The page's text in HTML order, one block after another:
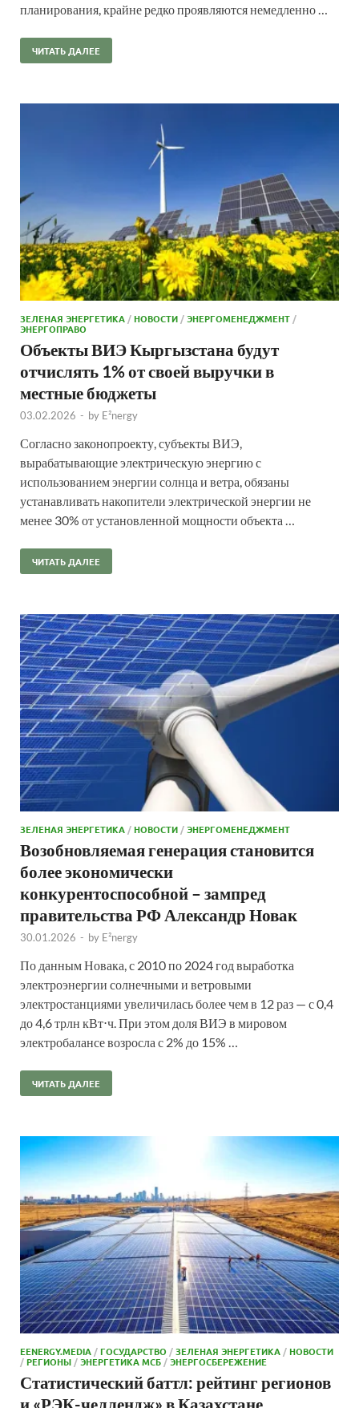
планирования, крайне редко проявляются немедленно …
ЧИТАТЬ ДАЛЕЕ
ЗЕЛЕНАЯ ЭНЕРГЕТИКА /НОВОСТИ /ЭНЕРГОМЕНЕДЖМЕНТ /
ЭНЕРГОПРАВО
Объекты ВИЭ Кыргызстана будут
отчислять 1% от своей выручки в
местные бюджеты
03.02.2026 - by E²nergy
Согласно законопроекту, субъекты ВИЭ,
вырабатывающие электрическую энергию с
использованием энергии солнца и ветра, обязаны
устанавливать накопители электрической энергии не
менее 30% от установленной мощности объекта …
ЧИТАТЬ ДАЛЕЕ
ЗЕЛЕНАЯ ЭНЕРГЕТИКА /НОВОСТИ /ЭНЕРГОМЕНЕДЖМЕНТ
Возобновляемая генерация становится
более экономически
конкурентоспособной – зампред
правительства РФ Александр Новак
30.01.2026 - by E²nergy
По данным Новака, с 2010 по 2024 год выработка
электроэнергии солнечными и ветровыми
электростанциями увеличилась более чем в 12 раз — с 0,4
до 4,6 трлн кВт⋅ч. При этом доля ВИЭ в мировом
электробалансе возросла с 2% до 15% …
ЧИТАТЬ ДАЛЕЕ
EENERGY.MEDIA /ГОСУДАРСТВО /ЗЕЛЕНАЯ ЭНЕРГЕТИКА /НОВОСТИ
/РЕГИОНЫ /ЭНЕРГЕТИКА МСБ /ЭНЕРГОСБЕРЕЖЕНИЕ
Статистический баттл: рейтинг регионов
и «РЭК-челлендж» в Казахстане